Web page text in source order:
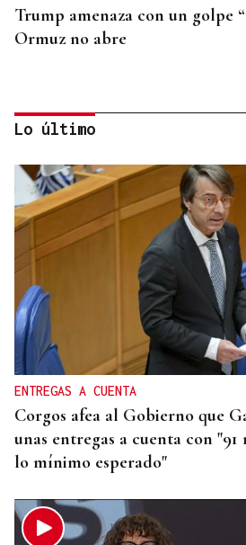
Trump amenaza con un golpe
Ormuz no abre
REPRESENTANTE DE EEUU EN
EEUU revoca el visado de la
en el Washington
Lo último
ENTREGAS A CUENTA
Corgos afea al Gobierno que
unas entregas a cuenta con
lo mínimo esperado"